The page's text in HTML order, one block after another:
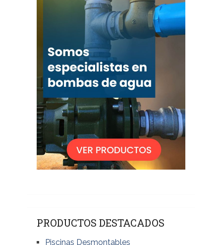
PRODUCTOS DESTACADOS
Piscinas Desmontables